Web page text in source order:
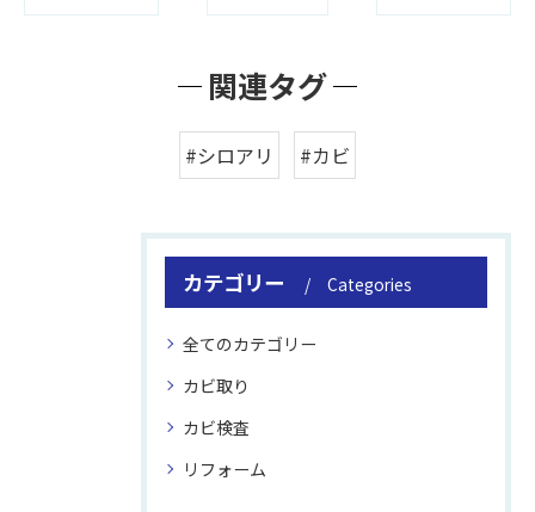
関連タグ
#シロアリ #カビ
カテゴリー Categories
全てのカテゴリー
カビ取り
カビ検査
リフォーム